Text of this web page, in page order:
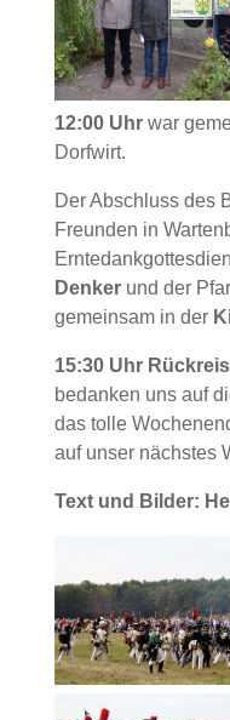
12:00 Uhrwar
Dorfwirt.
Der Abschluss des
Freunden in
Denkerund der
gemeinsam in der
15:30 Uhr
bedanken uns auf
das tolle
auf unser nächstes
Text und Bilder: